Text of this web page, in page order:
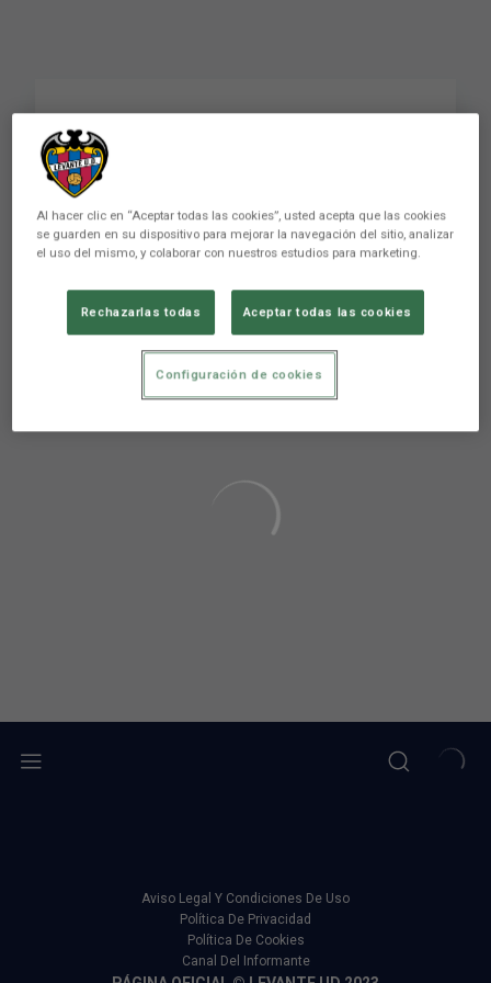
Como va C. Álvarez 🪄
#LALIGAHighlights
#MirandésLevante 🔛
Aviso Legal Y Condiciones De Uso
Política De Privacidad
Política De Cookies
Canal Del Informante
Al hacer clic en “Aceptar todas las cookies”, usted acepta que las cookies
se guarden en su dispositivo para mejorar la navegación del sitio, analizar
el uso del mismo, y colaborar con nuestros estudios para marketing.
Rechazarlas todas Aceptar todas las cookies
Configuración de cookies